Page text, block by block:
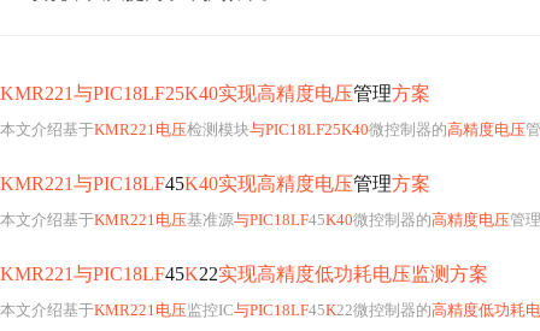
KMR221与PIC18LF25K40实现高精度电压管理方案
本文介绍基于KMR221电压检测模块与PIC18LF25K40微控制器的高精度电压
KMR221与PIC18LF45K40实现高精度电压管理方案
本文介绍基于KMR221电压基准源与PIC18LF45K40微控制器的高精度电压管理
KMR221与PIC18LF45K22实现高精度低功耗电压监测方案
本文介绍基于KMR221电压监控IC与PIC18LF45K22微控制器的高精度低功耗